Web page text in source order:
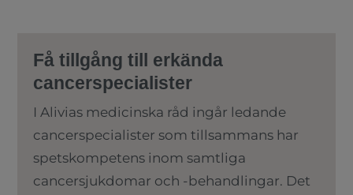
Få tillgång till erkända
cancerspecialister
I Alivias medicinska råd ingår ledande
cancerspecialister som tillsammans har
spetskompetens inom samtliga
cancersjukdomar och -behandlingar. Det